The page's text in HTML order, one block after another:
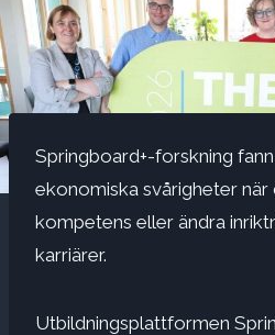
Springboard+-forskning
ekonomiska svårigheter
kompetens eller ändra
karriärer.
Utbildningsplattformen